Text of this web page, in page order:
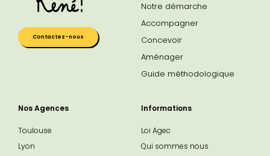
Contactez-nous
Notre démarche
Accompagner
Concevoir
Aménager
Guide méthodologique
Nos Agences
Toulouse
Lyon
Informations
Loi Agec
Qui sommes nous